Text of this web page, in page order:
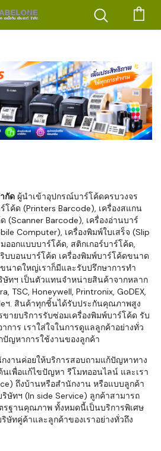
กัด ผู้นำเข้าอุปกรณ์บาร์โค้ดครบวงจร
โค้ด (Printers Barcode), เครื่องสแกน
(Scanner Barcode), เครื่องอ่านบาร์
Computer), เครื่องพิมพ์ใบเสร็จ (Slip
ออกแบบบาร์โค้ด, สติกเกอร์บาร์โค้ด,
บบอนบาร์โค้ด เครื่องพิมพ์บาร์โค้ดขนาด
นาดใหญ่เราก็มีและรับปรึกษาการทำ
ทฯ เป็นตัวแทนจำหน่ายสินค้าจากหลาก
TSC, Honeywell, Printronix, GoDEX,
ฯ. สินค้าทุกชิ้นได้รับประกันคุณภาพสูง
ายบริการรับซ่อมเครื่องพิมพ์บาร์โค้ด รับ
การ เราใส่ใจในการดูแลลูกค้าอย่างทั่ว
ปัญหาการใช้งานของลูกค้า
งานค่อยให้บริการสอบถามแก้ปัญหาทาง
เพื่อแก้ไขปัญหา รีโมทออนไลน์ และเรา
ถึงบ้านหรือสำนักงาน หรือแบบลูกค้า
ษัทฯ (In side Service) ลูกค้าสามารถ
รฐานคุณภาพ ทั้งหมดนี้เป็นบริการพิเศษ
ษัทคู่ค้าและลูกค้าของเราอย่างทั่วถึง